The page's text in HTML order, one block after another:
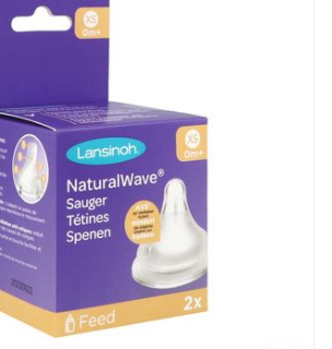
Kamertemperatuur (15°C - 25°C)